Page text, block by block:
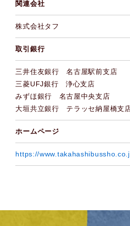
関連会社
株式会社タフ
取引銀行
三井住友銀行 名古屋駅前支店
三菱UFJ銀行 浄心支店
みずほ銀行 名古屋中央支店
大垣共立銀行 テラッセ納屋橋支
ホームページ
https://